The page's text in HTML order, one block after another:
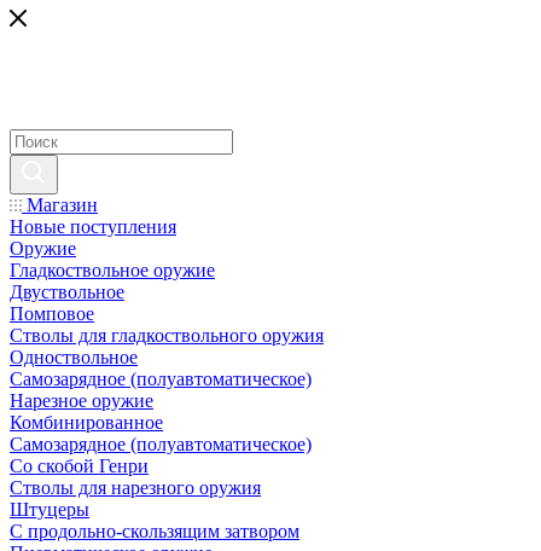
Магазин
Новые поступления
Оружие
Гладкоствольное оружие
Двуствольное
Помповое
Стволы для гладкоствольного оружия
Одноствольное
Самозарядное (полуавтоматическое)
Нарезное оружие
Комбинированное
Самозарядное (полуавтоматическое)
Со скобой Генри
Стволы для нарезного оружия
Штуцеры
С продольно-скользящим затвором